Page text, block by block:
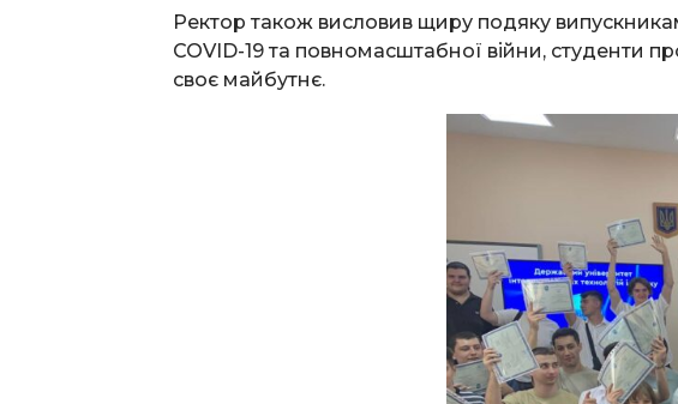
Ректор також висловив щиру подяку
COVID-19 та повномасштабної війни, студенти
своє майбутнє.